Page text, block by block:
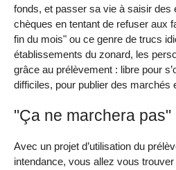
fonds, et passer sa vie à saisir des
chèques en tentant de refuser aux
fin du mois" ou ce genre de trucs
établissements du zonard, les
grâce au prélèvement : libre pour
difficiles, pour publier des marchés
"Ça ne marchera pas"
Avec un projet d’utilisation du
intendance, vous allez vous